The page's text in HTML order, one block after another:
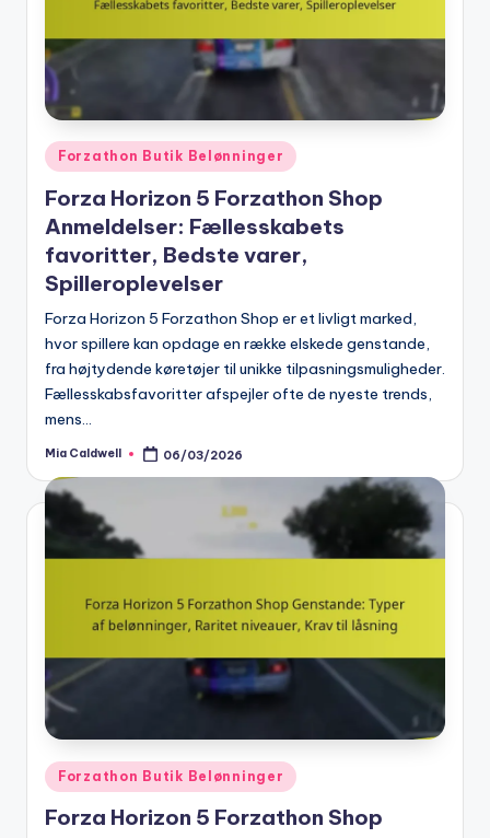
Posted
Forzathon Butik Belønninger
Forza Horizon 5 Forzathon Shop
Anmeldelser: Fællesskabets
favoritter, Bedste varer,
Spilleroplevelser
Forza Horizon 5 Forzathon Shop er et livligt marked,
hvor spillere kan opdage en række elskede genstande,
fra højtydende køretøjer til unikke tilpasningsmuligheder.
Fællesskabsfavoritter afspejler ofte de nyeste trends,
mens…
Posted
Mia Caldwell 06/03/2026
Posted
in
Forzathon Butik Belønninger
Forza Horizon 5 Forzathon Shop